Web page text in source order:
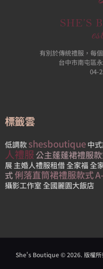
有別於傳統禮服，每
台中市南屯區
04-
標籤雲
低調款shesboutique中
人禮服 公主蓬蓬裙禮服
展主婚人禮服租借全家福全
式俐落直筒裙禮服款式
攝影工作室 全國麗園大飯店
She's Boutique © 2026. 版權所